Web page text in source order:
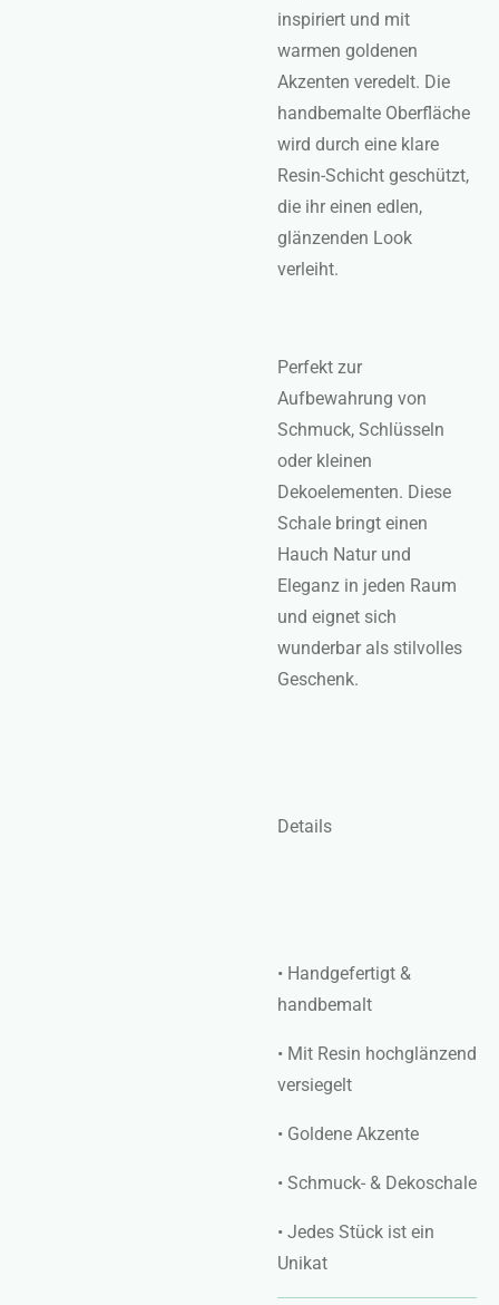
inspiriert und mit
warmen goldenen
Akzenten veredelt. Die
handbemalte Oberfläche
wird durch eine klare
Resin-Schicht geschützt,
die ihr einen edlen,
glänzenden Look
verleiht.
Perfekt zur
Aufbewahrung von
Schmuck, Schlüsseln
oder kleinen
Dekoelementen. Diese
Schale bringt einen
Hauch Natur und
Eleganz in jeden Raum
und eignet sich
wunderbar als stilvolles
Geschenk.
Details
• Handgefertigt &
handbemalt
• Mit Resin hochglänzend
versiegelt
• Goldene Akzente
• Schmuck- & Dekoschale
• Jedes Stück ist ein
Unikat